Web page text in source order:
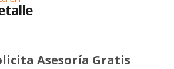
Asesoría Gratis